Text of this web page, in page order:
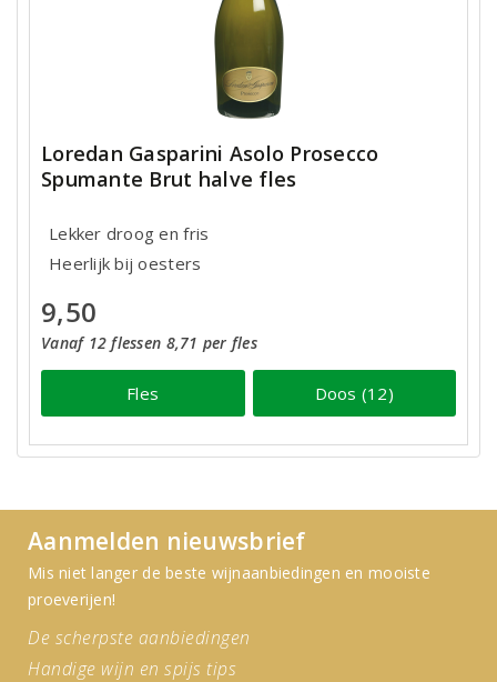
Loredan Gasparini Asolo Prosecco
Spumante Brut halve fles
Lekker droog en fris
Heerlijk bij oesters
9,50
Vanaf 12 flessen 8,71 per fles
Fles Doos (12)
Aanmelden nieuwsbrief
Mis niet langer de beste wijnaanbiedingen en mooiste
proeverijen!
De scherpste aanbiedingen
Handige wijn en spijs tips